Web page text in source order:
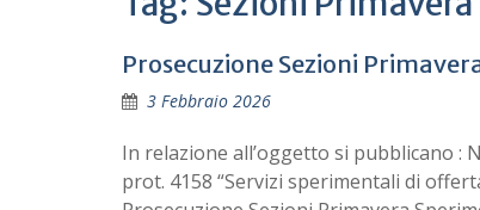
Prosecuzione Sezioni
3 Febbraio 2026
In relazione all’oggetto si pubblicano :
prot. 4158 “Servizi sperimentali di